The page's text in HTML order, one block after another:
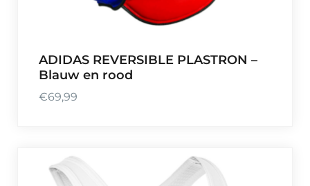
ADIDAS REVERSIBLE PLASTRON –
Blauw en rood
€69,99